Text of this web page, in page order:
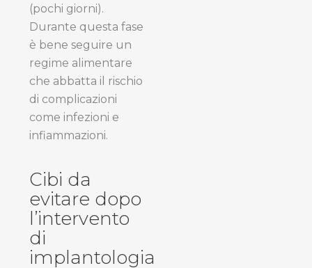
(pochi giorni).
Durante questa fase
è bene seguire un
regime alimentare
che abbatta il rischio
di complicazioni
come infezioni e
infiammazioni.
Cibi da
evitare dopo
l’intervento
di
implantologia